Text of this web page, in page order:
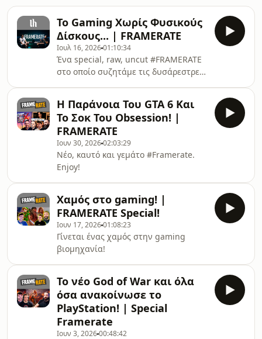
Το Gaming Χωρίς Φυσικούς
Δίσκους... | FRAMERATE
Ιουλ 16, 202601:10:34
Ένα special, raw, uncut #FRAMERATE
στο οποίο συζητάμε τις δυσάρεστρες
Η Παράνοια Του GTA 6 Και
Το Σοκ Του Obsession! |
FRAMERATE
Ιουν 30, 202602:03:29
Νέο, καυτό και γεμάτο #Framerate.
Enjoy!
Χαμός στο gaming! |
FRAMERATE Special!
Ιουν 17, 202601:08:23
Γίνεται ένας χαμός στην gaming
βιομηχανία!
Το νέο God of War και όλα
όσα ανακοίνωσε το
PlayStation! | Special
Framerate
Ιουν 3, 202600:48:42